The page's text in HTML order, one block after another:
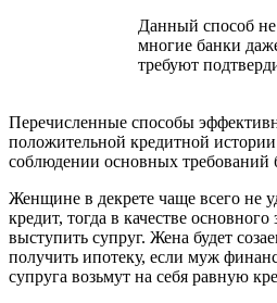
Данный способ не
многие банки
требуют
Перечисленные способы
положительной кредитной
соблюдении основных требований
Женщине в декрете чаще всего не
кредит, тогда в качестве
выступить супруг. Жена будет
получить ипотеку, если муж
супруга возьмут на себя равную